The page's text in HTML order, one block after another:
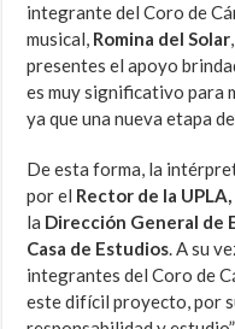
integrante del Coro de
musical, Romina del Solar
presentes el apoyo
es muy significativo para
ya que una nueva etapa
De esta forma, la
por el Rector de la
la Dirección General de
Casa de Estudios. A su
integrantes del Coro de
este difícil proyecto, por